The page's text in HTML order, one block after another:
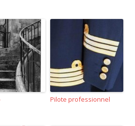
Pilote professionnel